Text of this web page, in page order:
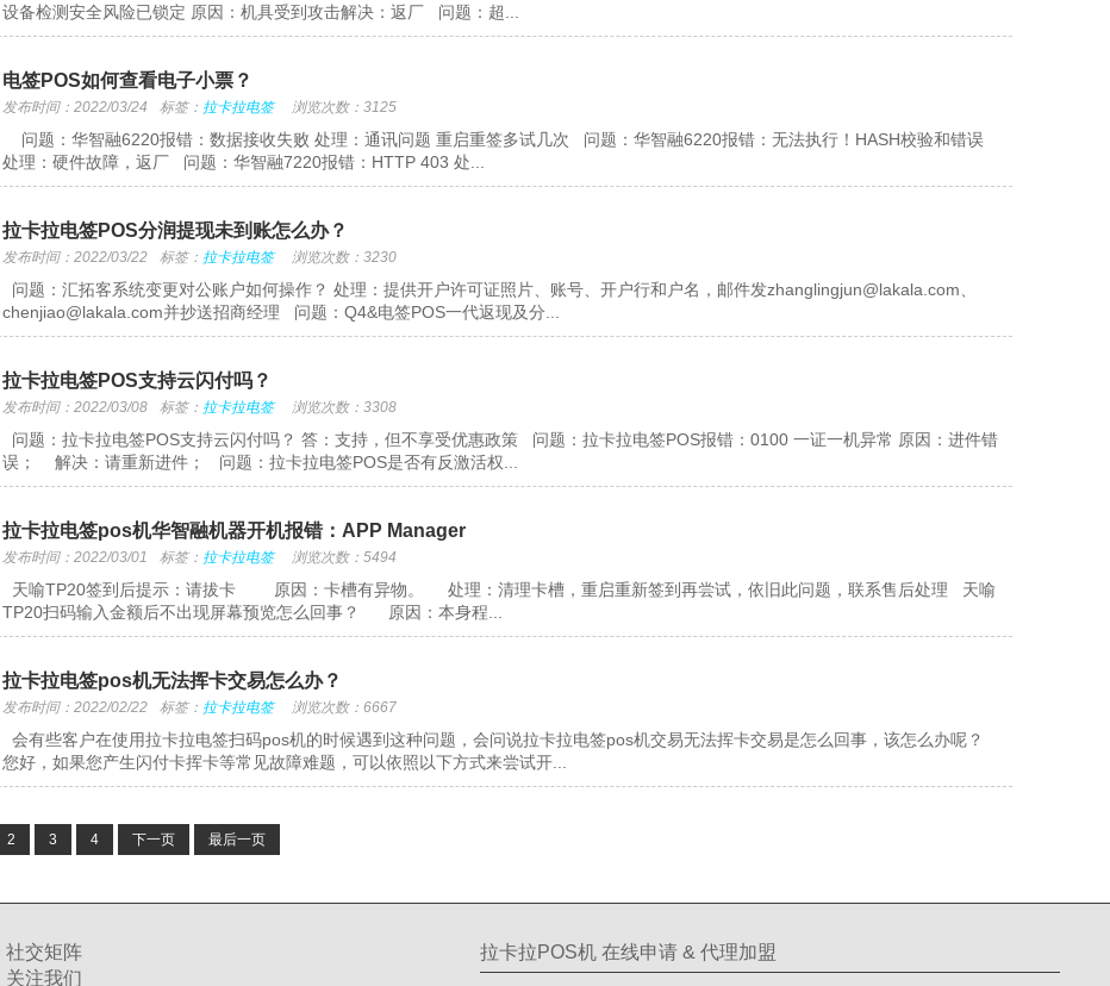
设备检测安全风险已锁定 原因：机具受到攻击解决：返厂 问题：超...
电签POS如何查看电子小票？
发布时间：2022/03/24 标签： 拉卡拉电签 浏览次数：3125
问题：华智融6220报错：数据接收失败 处理：通讯问题 重启重签多试几次 问题：华智融6220报错：无法执行！HASH校验和错误
处理：硬件故障，返厂 问题：华智融7220报错：HTTP 403 处...
拉卡拉电签POS分润提现未到账怎么办？
发布时间：2022/03/22 标签： 拉卡拉电签 浏览次数：3230
问题：汇拓客系统变更对公账户如何操作？ 处理：提供开户许可证照片、账号、开户行和户名，邮件发zhanglingjun@lakala.com、
chenjiao@lakala.com并抄送招商经理 问题：Q4&电签POS一代返现及分...
拉卡拉电签POS支持云闪付吗？
发布时间：2022/03/08 标签： 拉卡拉电签 浏览次数：3308
问题：拉卡拉电签POS支持云闪付吗？ 答：支持，但不享受优惠政策 问题：拉卡拉电签POS报错：0100 一证一机异常 原因：进件错
误； 解决：请重新进件； 问题：拉卡拉电签POS是否有反激活权...
拉卡拉电签pos机华智融机器开机报错：APP Manager
发布时间：2022/03/01 标签： 拉卡拉电签 浏览次数：5494
天喻TP20签到后提示：请拔卡 原因：卡槽有异物。 处理：清理卡槽，重启重新签到再尝试，依旧此问题，联系售后处理 天喻
TP20扫码输入金额后不出现屏幕预览怎么回事？ 原因：本身程...
拉卡拉电签pos机无法挥卡交易怎么办？
发布时间：2022/02/22 标签： 拉卡拉电签 浏览次数：6667
会有些客户在使用拉卡拉电签扫码pos机的时候遇到这种问题，会问说拉卡拉电签pos机交易无法挥卡交易是怎么回事，该怎么办呢？
您好，如果您产生闪付卡挥卡等常见故障难题，可以依照以下方式来尝试开...
2 3 4 下一页 最后一页
社交矩阵
关注我们
拉卡拉POS机 在线申请 & 代理加盟